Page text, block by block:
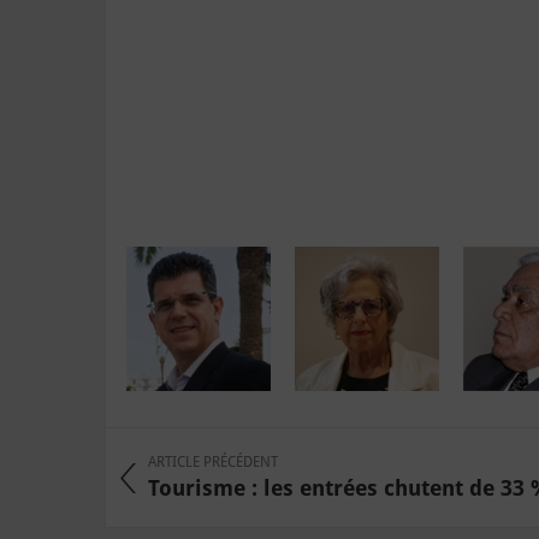
ARTICLE PRÉCÉDENT
Tourisme : les entrées chutent de 33